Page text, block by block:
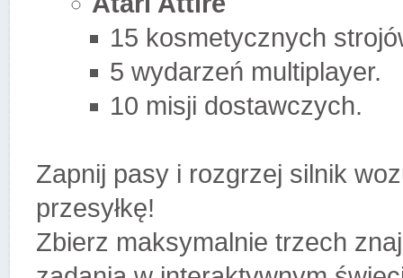
15 kosmetycznych
5 wydarzeń multiplayer.
10 misji dostawczych.
Zapnij pasy i rozgrzej silnik
przesyłkę!
Zbierz maksymalnie trzech